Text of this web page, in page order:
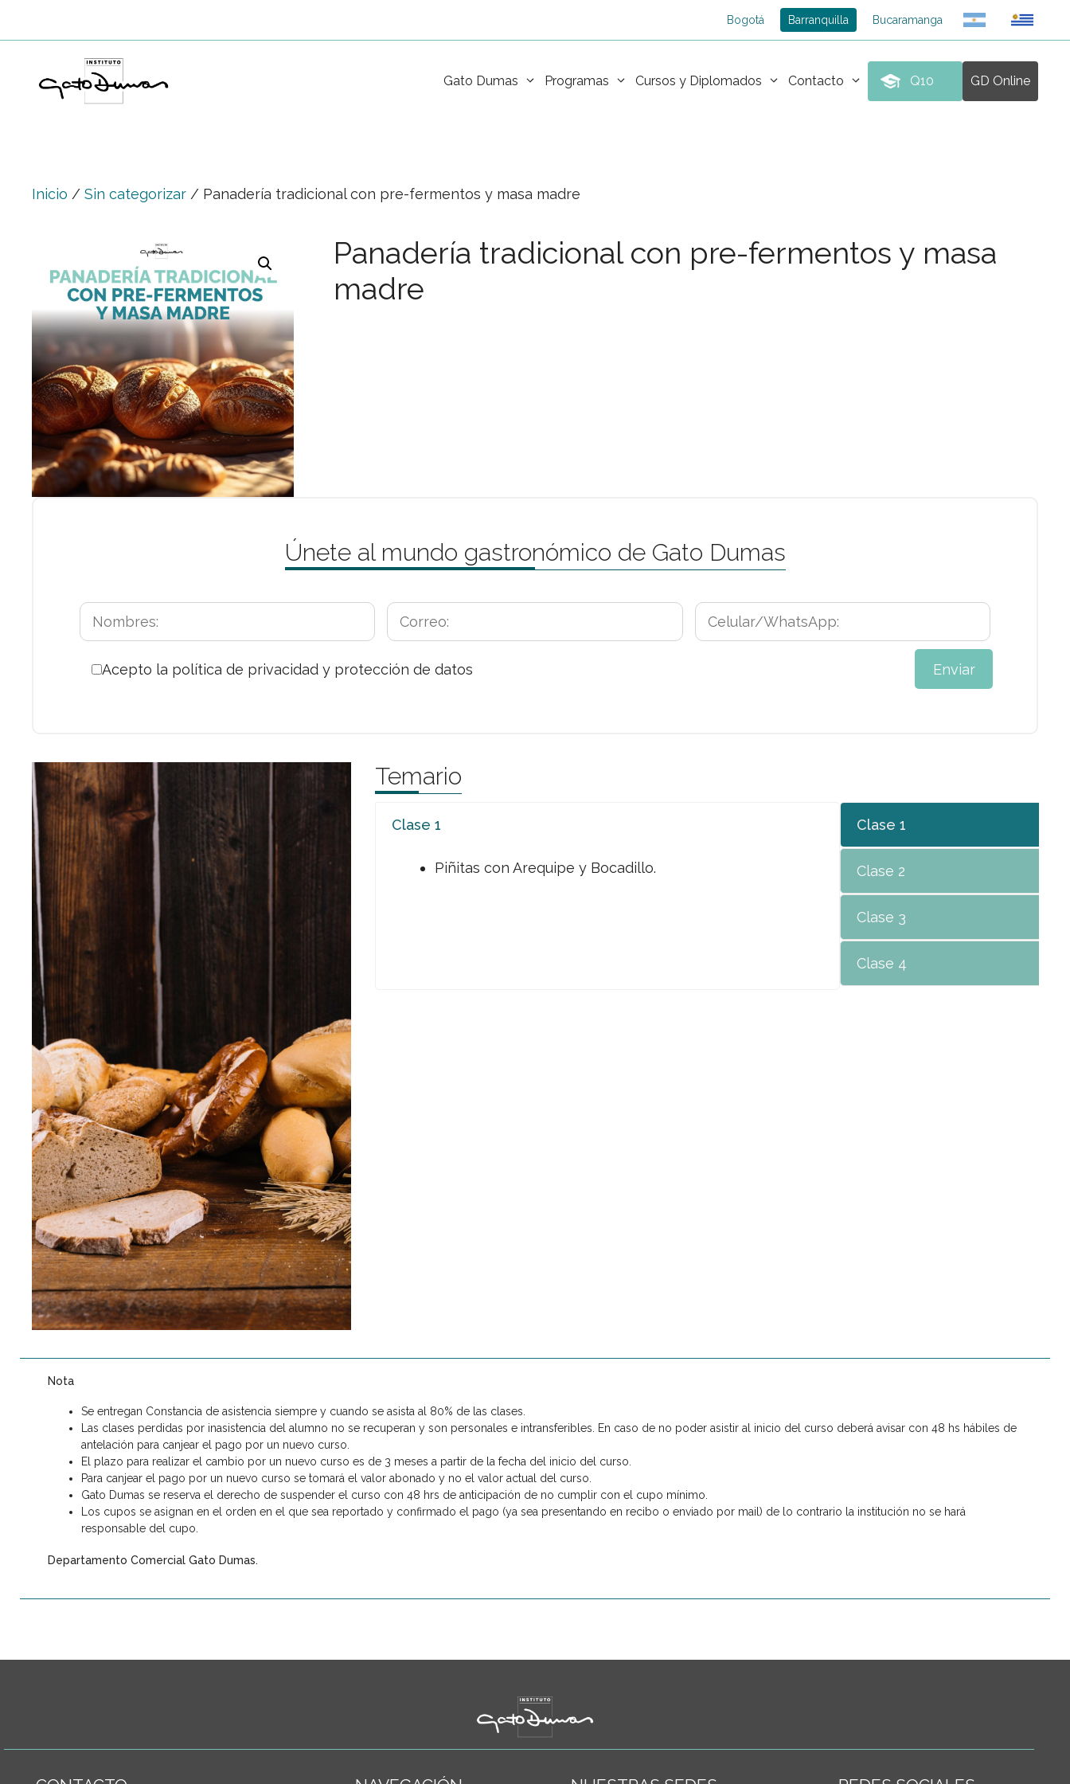
Bogotá Barranquilla Bucaramanga
Gato Dumas Programas Cursos y Diplomados Contacto Q10 GD Online
Inicio / Sin categorizar / Panadería tradicional con pre-fermentos y masa madre
Panadería tradicional con pre-fermentos y masa
madre
Únete al mundo gastronómico de Gato Dumas
Acepto la política de privacidad y protección de datos
Temario
Clase 1
Clase 2
Clase 3
Clase 4
Clase 1
Piñitas con Arequipe y Bocadillo.
Nota
Se entregan Constancia de asistencia siempre y cuando se asista al 80% de las clases.
Las clases perdidas por inasistencia del alumno no se recuperan y son personales e intransferibles. En caso de no poder asistir al inicio del curso deberá avisar con 48 hs hábiles de
antelación para canjear el pago por un nuevo curso.
El plazo para realizar el cambio por un nuevo curso es de 3 meses a partir de la fecha del inicio del curso.
Para canjear el pago por un nuevo curso se tomará el valor abonado y no el valor actual del curso.
Gato Dumas se reserva el derecho de suspender el curso con 48 hrs de anticipación de no cumplir con el cupo mínimo.
Los cupos se asignan en el orden en el que sea reportado y confirmado el pago (ya sea presentando en recibo o enviado por mail) de lo contrario la institución no se hará
responsable del cupo.
Departamento Comercial Gato Dumas.